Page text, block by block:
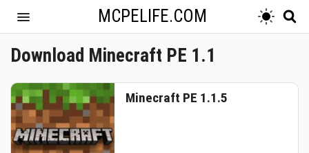
MCPELIFE.COM
Download Minecraft PE 1.1
Minecraft PE 1.1.5